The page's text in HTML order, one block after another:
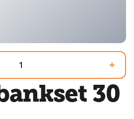
+
30